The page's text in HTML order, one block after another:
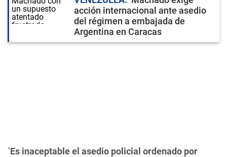
acción internacional ante asedio
del régimen a embajada de
Argentina en Caracas
"Es inaceptable el asedio policial ordenado por